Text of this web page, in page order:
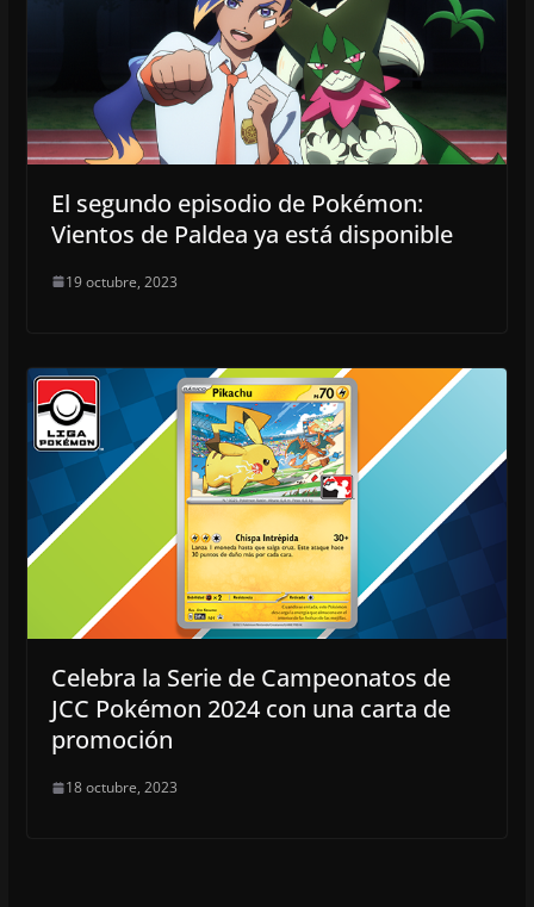
El segundo episodio de Pokémon:
Vientos de Paldea ya está disponible
19 octubre, 2023
Celebra la Serie de Campeonatos de
JCC Pokémon 2024 con una carta de
promoción
18 octubre, 2023